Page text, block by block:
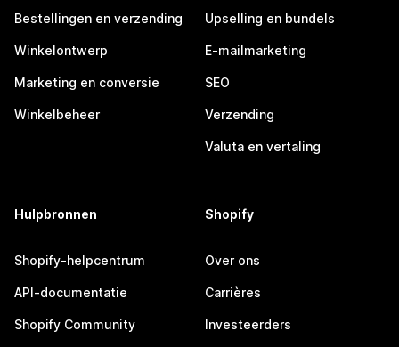
Bestellingen en verzending
Winkelontwerp
Marketing en conversie
Winkelbeheer
Upselling en bundels
E-mailmarketing
SEO
Verzending
Valuta en vertaling
Hulpbronnen
Shopify-helpcentrum
API-documentatie
Shopify Community
Shopify
Over ons
Carrières
Investeerders